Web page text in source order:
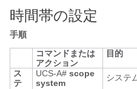
時間帯の設定
手順
コマンドまたは
アクション
目的
ス
テ
UCS-A# scope
system
システ